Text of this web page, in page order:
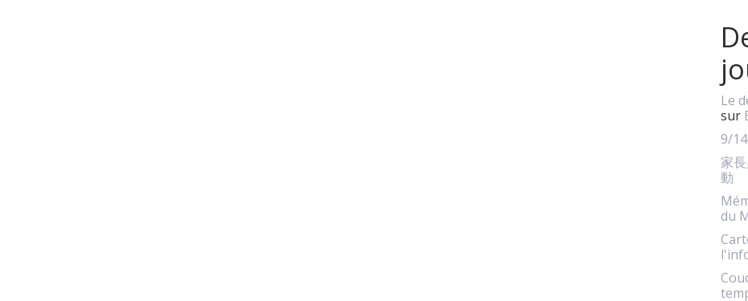
Le
sur
9/
家
動
du